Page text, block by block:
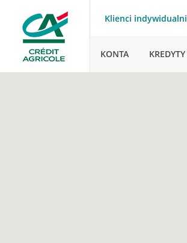
Klienci indywidualni
KONTA KREDYTY